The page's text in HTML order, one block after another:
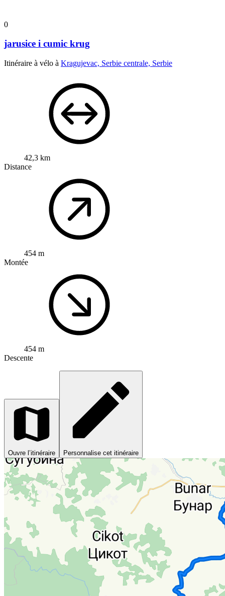
0
jarusice i cumic krug
Itinéraire à vélo à Kragujevac, Serbie centrale, Serbie
42,3 km
Distance
454 m
Montée
454 m
Descente
Ouvre l’itinéraire Personnalise cet itinéraire